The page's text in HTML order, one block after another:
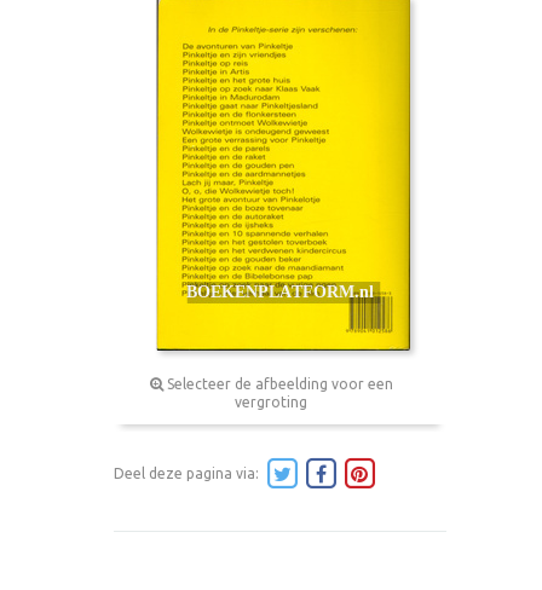
Selecteer de afbeelding voor een
vergroting
Deel deze pagina via: